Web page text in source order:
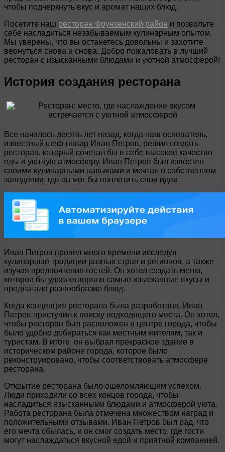
чтобы подчеркнуть вкус и аромат наших блюд.
Посетите наш ресторан Фрунзенский район и позвольте
себе насладиться незабываемым кулинарным опытом.
Мы уверены, что вы останетесь довольны и захотите
вернуться снова и снова. Добро пожаловать в лучший
ресторан с изысканными блюдами и уютной атмосферой!
История создания ресторана
Все началось десять лет назад, когда наш основатель,
известный шеф-повар Иван Петров, решил создать
ресторан, который сочетал бы в себе высокое качество
еды и уютную атмосферу. Иван Петров был известен
своими кулинарными навыками и мечтал о собственном
заведении, где он мог бы воплотить свои идеи.
Иван Петров провел много времени исследуя
кулинарные традиции разных стран и регионов, а также
изучая предпочтения гостей. Он хотел создать меню,
которое бы удовлетворяло самые изысканные вкусы и
предлагало разнообразие блюд.
Когда концепция ресторана была разработана, Иван
Петров приступил к поиску подходящего места. Он хотел,
чтобы ресторан был расположен в центре города, чтобы
было удобно добираться как местным жителям, так и
туристам. В итоге, он выбрал прекрасное здание в
историческом районе города, которое было
реконструировано, чтобы соответствовать атмосфере
ресторана.
Открытие ресторана было ошеломляющим успехом.
Люди приходили со всех концов города, чтобы
насладиться изысканными блюдами и атмосферой уюта.
Работа ресторана была отмечена множеством наград и
положительными отзывами. Иван Петров был рад, что
его мечта сбылась, и он смог создать место, где гости
могут наслаждаться вкусной едой и приятной компанией.